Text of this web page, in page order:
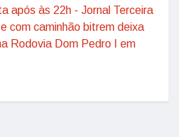
após às 22h - Jornal Terceira
com caminhão bitrem deixa
Rodovia Dom Pedro I em